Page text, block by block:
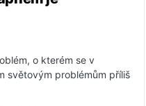
o kterém se v
světovým problémům příliš